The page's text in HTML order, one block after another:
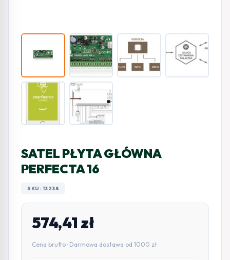
SATEL PŁYTA GŁÓWNA
PERFECTA 16
SKU: 13238
574,41 zł
Cena brutto · Darmowa dostawa od 1000 zł